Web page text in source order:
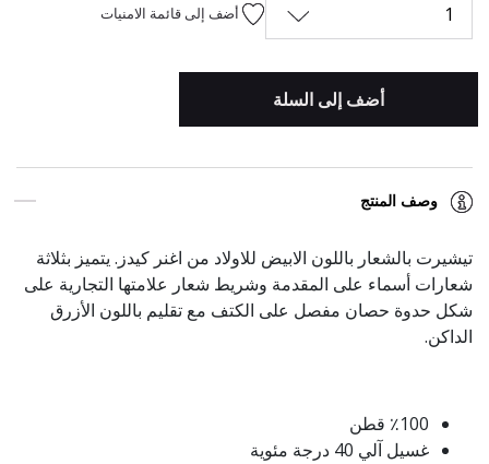
1 أضف إلى قائمة الامنيات
أضف إلى السلة
وصف المنتج
تيشيرت بالشعار باللون الابيض للاولاد من اغنر كيدز. يتميز بثلاثة
شعارات أسماء على المقدمة وشريط شعار علامتها التجارية على
شكل حدوة حصان مفصل على الكتف مع تقليم باللون الأزرق
الداكن.
٪100 قطن
غسيل آلي 40 درجة مئوية